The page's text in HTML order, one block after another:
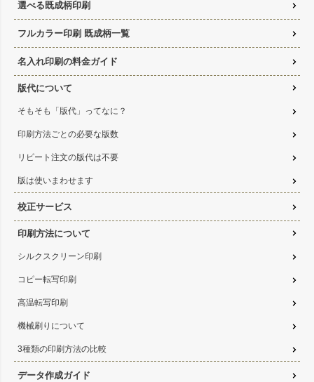
選べる既成柄印刷
フルカラー印刷 既成柄一覧
名入れ印刷の料金ガイド
版代について
そもそも「版代」ってなに？
印刷方法ごとの必要な版数
リピート注文の版代は不要
版は使いまわせます
校正サービス
印刷方法について
シルクスクリーン印刷
コピー転写印刷
高温転写印刷
機械刷りについて
3種類の印刷方法の比較
データ作成ガイド